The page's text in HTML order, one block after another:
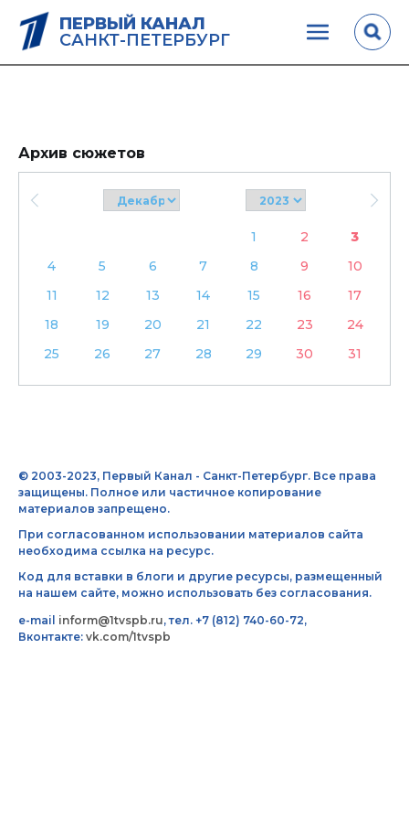
ПЕРВЫЙ КАНАЛ
САНКТ-ПЕТЕРБУРГ
Архив сюжетов
1 2
3
4
5 6 7 8 9
10
11
12 13 14 15 16
17
18
19 20 21 22 23
24
25
26 27 28 29 30 31
© 2003-2023, Первый Канал - Санкт-Петербург. Все права
защищены. Полное или частичное копирование
материалов запрещено.
При согласованном использовании материалов сайта
необходима ссылка на ресурс.
Код для вставки в блоги и другие ресурсы, размещенный
на нашем сайте, можно использовать без согласования.
e-mail inform@1tvspb.ru, тел. +7 (812) 740-60-72,
Вконтакте: vk.com/1tvspb